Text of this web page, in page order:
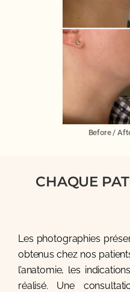
Before /
CHAQUE
Les photographies
obtenus chez nos
l’anatomie, les
réalisé. Une